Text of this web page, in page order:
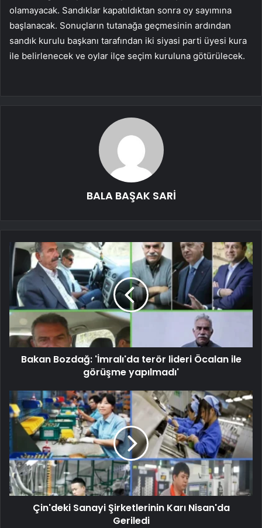
olamayacak. Sandıklar kapatıldıktan sonra oy sayımına
başlanacak. Sonuçların tutanağa geçmesinin ardından
sandık kurulu başkanı tarafından iki siyasi parti üyesi kura
ile belirlenecek ve oylar ilçe seçim kuruluna götürülecek.
BALA BAŞAK SARİ
Bakan Bozdağ: 'İmralı'da terör lideri Öcalan ile
görüşme yapılmadı'
Çin'deki Sanayi Şirketlerinin Karı Nisan'da
Geriledi